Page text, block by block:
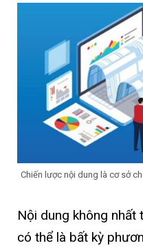
Chiến lược nội dung là cơ sở
Nội dung không nhất
có thể là bất kỳ